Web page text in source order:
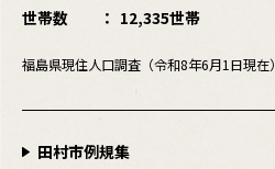
世帯数
12,335世帯
福島県現住人口調査（令和8年6月1日現在）
田村市例規集